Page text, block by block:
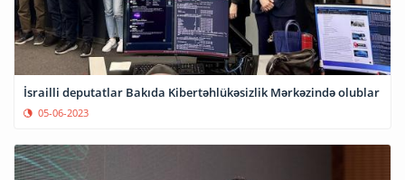
İsrailli deputatlar Bakıda Kibertəhlükəsizlik Mərkəzində olublar
05-06-2023